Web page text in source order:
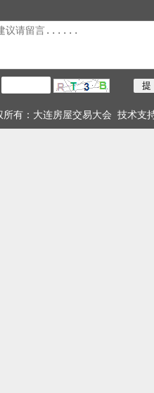
所有：大连房屋交易大会 技术支